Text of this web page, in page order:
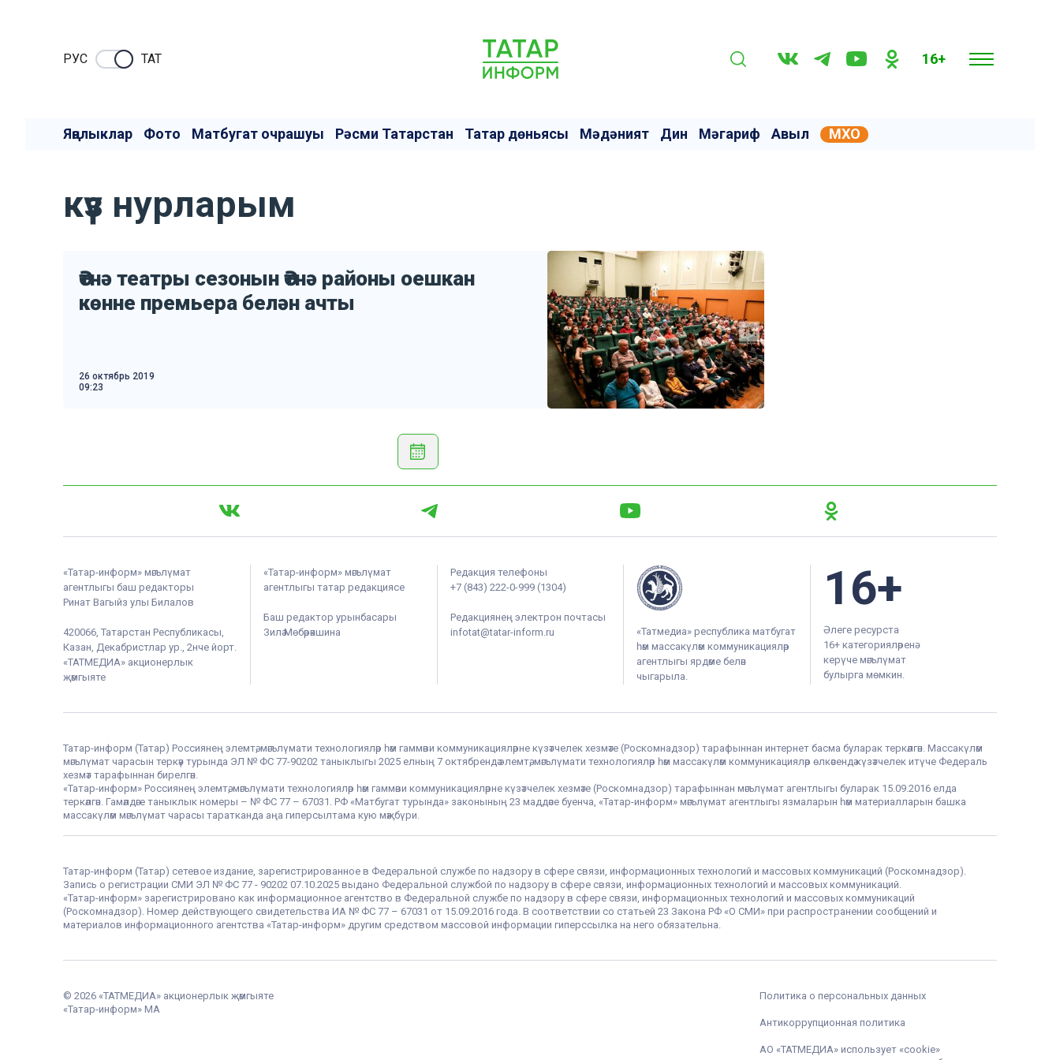
РУC ТАТ 16+
Яңалыклар Фото Матбугат очрашуы Рәсми Татарстан Татар дөньясы Мәдәният Дин Мәгариф Авыл МХО
күз нурларым
Әтнә театры сезонын Әтнә районы оешкан
көнне премьера белән ачты
26 октябрь 2019
09:23
«Татар-информ» мәгълүмат
агентлыгы баш редакторы
Ринат Вагыйз улы Билалов
420066, Татарстан Республикасы,
Казан, Декабристлар ур., 2нче йорт.
«ТАТМЕДИА» акционерлык
җәмгыяте
«Татар-информ» мәгълүмат
агентлыгы татар редакциясе
Баш редактор урынбасары
Зилә Мөбәрәкшина
Редакция телефоны
+7 (843) 222-0-999 (1304)
Редакциянең электрон почтасы
infotat@tatar-inform.ru
«Татмедиа» республика матбугат
һәм массакүләм коммуникацияләр
агентлыгы ярдәме белән
чыгарыла.
16+
Әлеге ресурста
16+ категорияләренә
керүче мәгълүмат
булырга мөмкин.
Татар-информ (Татар) Россиянең элемтә, мәгълүмати технологияләр һәм гаммәви коммуникацияләрне күзәтчелек хезмәте (Роскомнадзор) тарафыннан интернет басма буларак теркәлгән. Массакүләм
мәгълүмат чарасын теркәү турында ЭЛ № ФС 77-90202 таныклыгы 2025 елның 7 октябрендә элемтә, мәгълүмати технологияләр һәм массакүләм коммуникацияләр өлкәсендә күзәтчелек итүче Федераль
хезмәт тарафыннан бирелгән.
«Татар-информ» Россиянең элемтә, мәгълүмати технологияләр һәм гаммәви коммуникацияләрне күзәтчелек хезмәте (Роскомнадзор) тарафыннан мәгълүмат агентлыгы буларак 15.09.2016 елда
теркәлгән. Гамәлдәге таныклык номеры – № ФС 77 – 67031. РФ «Матбугат турында» законының 23 маддәсе буенча, «Татар-информ» мәгълүмат агентлыгы язмаларын һәм материалларын башка
массакүләм мәгълүмат чарасы таратканда аңа гиперсылтама кую мәҗбүри.
Татар-информ (Татар) сетевое издание, зарегистрированное в Федеральной службе по надзору в сфере связи, информационных технологий и массовых коммуникаций (Роскомнадзор).
Запись о регистрации СМИ ЭЛ № ФС 77 - 90202 07.10.2025 выдано Федеральной службой по надзору в сфере связи, информационных технологий и массовых коммуникаций.
«Татар-информ» зарегистрировано как информационное агентство в Федеральной службе по надзору в сфере связи, информационных технологий и массовых коммуникаций
(Роскомнадзор). Номер действующего свидетельства ИА № ФС 77 – 67031 от 15.09.2016 года. В соответствии со статьей 23 Закона РФ «О СМИ» при распространении сообщений и
материалов информационного агентства «Татар-информ» другим средством массовой информации гиперссылка на него обязательна.
© 2026 «ТАТМЕДИА» акционерлык җәмгыяте
«Татар-информ» МА
Политика о персональных данных
Антикоррупционная политика
АО «ТАТМЕДИА» использует «cookie»